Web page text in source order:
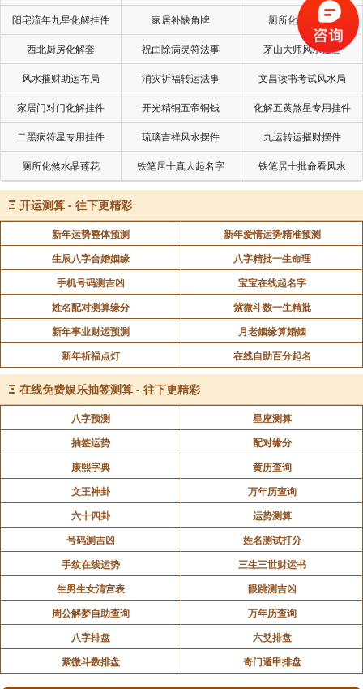
下面的字眼你可以参考看看：
好幸福充满欢乐
真快乐充满喜悦
很乐意令人愉快
真有趣顺心如意
好好笑好运到来
我也写了一些话，就放在我的书桌上，用来鼓励自
己，一方面也用来激励别人，内容是：
最重要的一个字眼：好。
最重要的两个字眼：很好。
最重要的三个字眼：非常好。
最重要的四个字眼：真是太好。
最重要的五个字眼：真是好极了。
有道是：良言一句三冬暖，恶语一句九月霜。言语看
似简单，但影响却相当深远。我们每个人都是魔法师，
可以用言语对别人下咒，也可以用咒语帮助别人。更重
要的是，你所下的每个咒语最后都会回到你自己身上，
因为咒语是发自于你，你就是整个振波的中心，不是
每个念头就像一颗种籽一样，在种籽里面，你无法看
到大树，但只要你播下种籽，并持续浇水灌溉，种籽自
然会把自己所需的东西，吸引到身边来，而成长茁壮。
物质是来自念头
物质的本质并非物质，而是能量，是我们的念头。所
阳宅流年九星化解挂件 家居补缺角牌 厕所化秽气煞套
西北厨房化解套 祝由除病灵符法事 茅山大师风水挂画
风水摧财助运布局 消灾祈福转运法事 文昌读书考试风水局
家居门对门化解挂件 开光精铜五帝铜钱 化解五黄煞星专用挂件
二黑病符星专用挂件 琉璃吉祥风水摆件 九运转运摧财摆件
厕所化煞水晶莲花 铁笔居士真人起名字 铁笔居士批命看风水
Ξ 开运测算 - 往下更精彩
新年运势整体预测
新年爱情运势精准预测
生辰八字合婚姻缘
八字精批一生命理
手机号码测吉凶
宝宝在线起名字
姓名配对测算缘分
紫微斗数一生精批
新年事业财运预测
月老姻缘算婚姻
新年祈福点灯
在线自助百分起名
Ξ 在线免费娱乐抽签测算 - 往下更精彩
八字预测
星座测算
抽签运势
配对缘分
康熙字典
黄历查询
文王神卦
万年历查询
六十四卦
运势测算
号码测吉凶
姓名测试打分
手纹在线运势
三生三世财运书
生男生女清宫表
眼跳测吉凶
周公解梦自助查询
万年历查询
八字排盘
六爻排盘
紫微斗数排盘
奇门遁甲排盘